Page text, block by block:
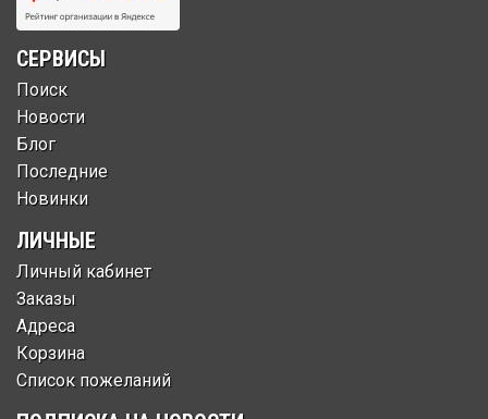
СЕРВИСЫ
Поиск
Новости
Блог
Последние
Новинки
ЛИЧНЫЕ
Личный кабинет
Заказы
Адреса
Корзина
Список пожеланий